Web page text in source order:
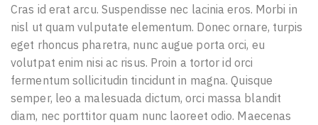
Cras id erat arcu. Suspendisse nec lacinia eros. Morbi in
nisl ut quam vulputate elementum. Donec ornare, turpis
eget rhoncus pharetra, nunc augue porta orci, eu
volutpat enim nisi ac risus. Proin a tortor id orci
fermentum sollicitudin tincidunt in magna. Quisque
semper, leo a malesuada dictum, orci massa blandit
diam, nec porttitor quam nunc laoreet odio. Maecenas